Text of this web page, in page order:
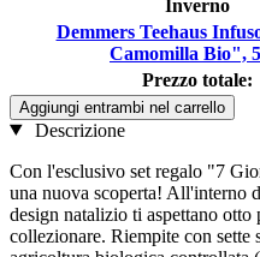
Inverno
Demmers Teehaus
Camomilla Bio",
Prezzo totale:
Aggiungi entrambi nel carrello
Descrizione
Con l'esclusivo set regalo "7
una nuova scoperta! All'interno
design natalizio ti aspettano
collezionare. Riempite con sette